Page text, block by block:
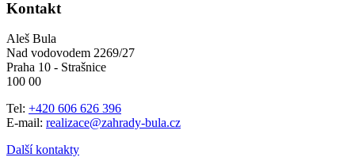
Kontakt
Aleš Bula
Nad vodovodem 2269/27
Praha 10 - Strašnice
100 00
Tel: +420 606 626 396
E-mail: realizace@zahrady-bula.cz
Další kontakty